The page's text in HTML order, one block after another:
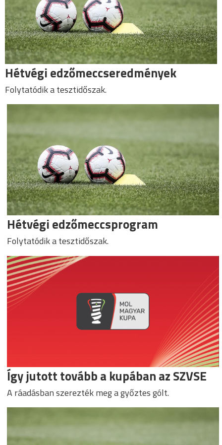
Hétvégi edzőmeccseredmények
Folytatódik a tesztidőszak.
Hétvégi edzőmeccsprogram
Folytatódik a tesztidőszak.
Így jutott tovább a kupában az SZVSE
A ráadásban szerezték meg a győztes gólt.